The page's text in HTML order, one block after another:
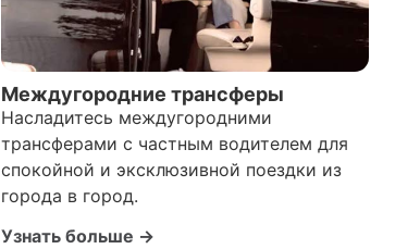
Междугородние трансферы
Насладитесь междугородними
трансферами с частным водителем для
спокойной и эксклюзивной поездки из
города в город.
Узнать больше →